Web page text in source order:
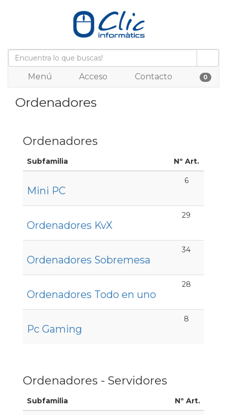
Menú Acceso Contacto 0
Ordenadores
Ordenadores
Subfamilia Nº Art.
Mini PC
6
Ordenadores KvX
29
Ordenadores Sobremesa
34
Ordenadores Todo en uno
28
Pc Gaming
8
Ordenadores - Servidores
Subfamilia Nº Art.